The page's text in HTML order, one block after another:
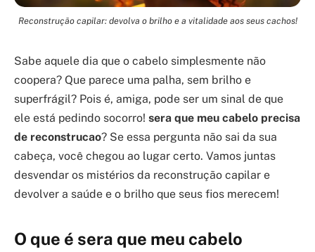
Reconstrução capilar: devolva o brilho e a vitalidade aos seus cachos!
Sabe aquele dia que o cabelo simplesmente não
coopera? Que parece uma palha, sem brilho e
superfrágil? Pois é, amiga, pode ser um sinal de que
ele está pedindo socorro! sera que meu cabelo precisa
de reconstrucao? Se essa pergunta não sai da sua
cabeça, você chegou ao lugar certo. Vamos juntas
desvendar os mistérios da reconstrução capilar e
devolver a saúde e o brilho que seus fios merecem!
O que é sera que meu cabelo